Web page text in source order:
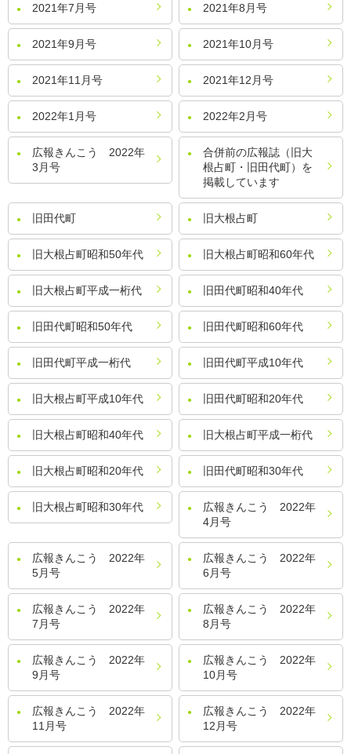
2021年7月号 2021年8月号
2021年9月号 2021年10月号
2021年11月号 2021年12月号
2022年1月号 2022年2月号
広報きんこう 2022年
3月号
合併前の広報誌（旧大
根占町・旧田代町）を
掲載しています
旧田代町 旧大根占町
旧大根占町昭和50年代 旧大根占町昭和60年代
旧大根占町平成一桁代 旧田代町昭和40年代
旧田代町昭和50年代 旧田代町昭和60年代
旧田代町平成一桁代 旧田代町平成10年代
旧大根占町平成10年代 旧田代町昭和20年代
旧大根占町昭和40年代 旧大根占町平成一桁代
旧大根占町昭和20年代 旧田代町昭和30年代
旧大根占町昭和30年代
広報きんこう 2022年
4月号
広報きんこう 2022年
5月号
広報きんこう 2022年
6月号
広報きんこう 2022年
7月号
広報きんこう 2022年
8月号
広報きんこう 2022年
9月号
広報きんこう 2022年
10月号
広報きんこう 2022年
11月号
広報きんこう 2022年
12月号